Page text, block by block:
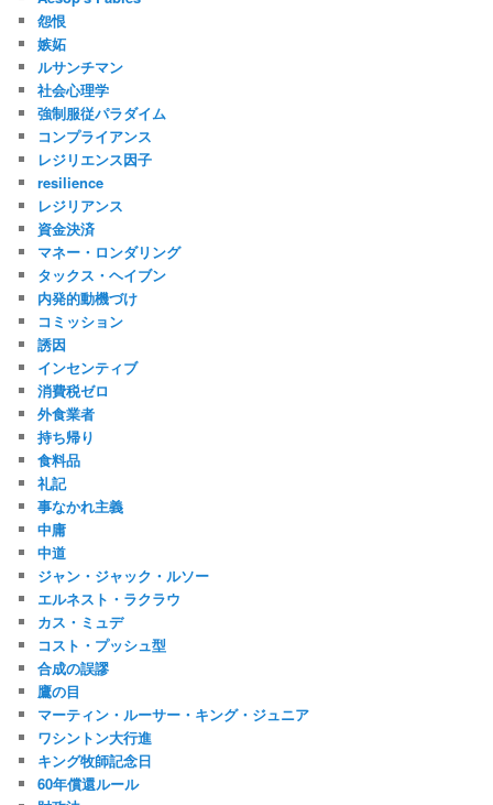
怨恨
嫉妬
ルサンチマン
社会心理学
強制服従パラダイム
コンプライアンス
レジリエンス因子
resilience
レジリアンス
資金決済
マネー・ロンダリング
タックス・ヘイブン
内発的動機づけ
コミッション
誘因
インセンティブ
消費税ゼロ
外食業者
持ち帰り
食料品
礼記
事なかれ主義
中庸
中道
ジャン・ジャック・ルソー
エルネスト・ラクラウ
カス・ミュデ
コスト・プッシュ型
合成の誤謬
鷹の目
マーティン・ルーサー・キング・ジュニア
ワシントン大行進
キング牧師記念日
60年償還ルール